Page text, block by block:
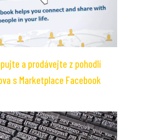
a prodávejte z pohodlí
s Marketplace Facebook